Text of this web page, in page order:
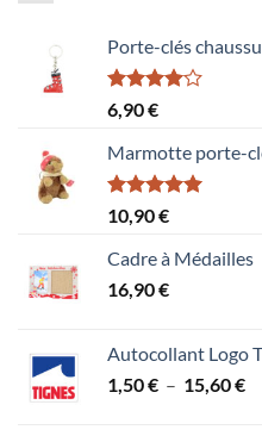
Porte-clés
Note
4.00
5
6,90€
Marmotte porte-
Note5.00
sur 5
10,90€
Cadre à Médailles
16,90€
Autocollant Logo
1,50€ – 15,60€